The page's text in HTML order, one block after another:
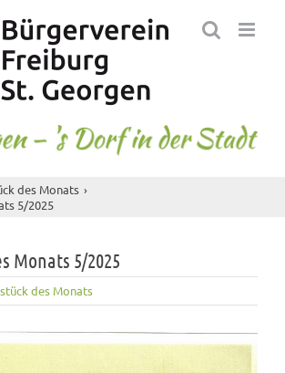
des Monats
5/2025
Monats 5/2025
des Monats